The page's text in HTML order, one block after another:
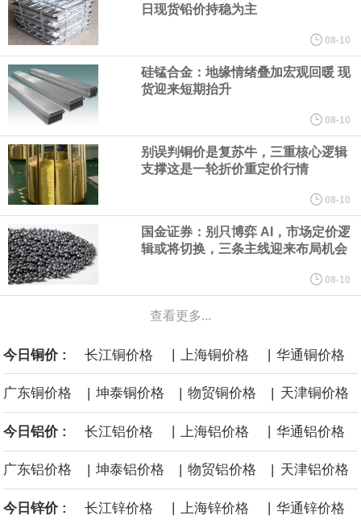
规划建设一批大型现代化煤矿，提升规模化集约化开发水平，2030
年，五大煤炭供应保障基地产量占全国比重超80%。东中部地区统
筹本地区用能需求，合理控制开发节奏，根据资源条件加强评估论
证，适度建设接续煤矿。
国家发展改革委、国家能源局印发《煤炭工业发展“十五五”规划》。
其中提到，提高资源开发准入标准。坚持先立后破，统筹煤矿关闭
退出与区域供应保障，按照市场化法治化原则，推动落后产能煤矿
有序退出。西部地区优化生产结构，加快淘汰技术装备差、与生态
敏感区重叠煤矿。东中部地区稳妥推进灾害严重不能有效治理、资
源枯竭煤矿退出，妥善做好遗留问题处置和职工安置。西南、东北
等地区因地制宜设置政策标准，合理引导资源条件差、安全保障程
度低的中小煤矿退出，运用政策引导、市场手段等加快推动长期停
产停建煤矿应退尽退。
日现货铅价持稳为主
08-10
硅锰合金：地缘情绪叠加宏观回暖 现
货迎来短期抬升
08-10
别误判铜价是复苏牛，三重核心逻辑
支撑这是一轮折价重定价行情
08-10
国金证券：别只博弈 AI，市场定价逻
辑或将切换，三条主线迎来布局机会
08-10
查看更多...
今日铜价 : 长江铜价格 | 上海铜价格 | 华通铜价格
广东铜价格 | 坤泰铜价格 | 物贸铜价格 | 天津铜价格
今日铝价 : 长江铝价格 上海铝价格 华通铝价格
广东铝价格 | 坤泰铝价格 | 物贸铝价格 | 天津铝价格
今日锌价 : 长江锌价格 上海锌价格 华通锌价格